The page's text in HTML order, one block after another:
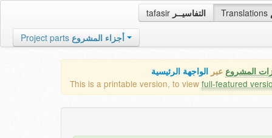
tafasir التفاسيــر Translations
Project parts أجزاء المشروع
المشروع عبر الواجهة الرئيسية
This is a printable version, to view full-featured